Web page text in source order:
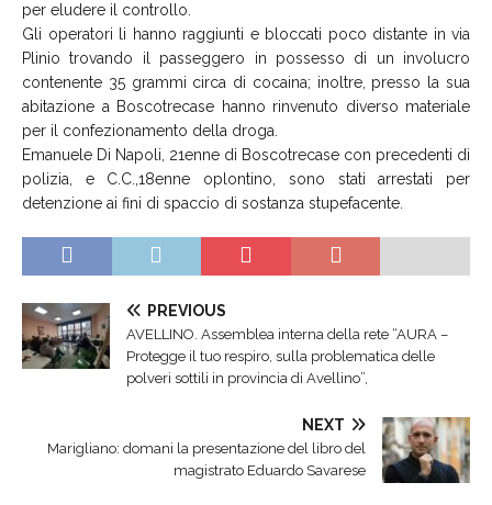
per eludere il controllo.
Gli operatori li hanno raggiunti e bloccati poco distante in via
Plinio trovando il passeggero in possesso di un involucro
contenente 35 grammi circa di cocaina; inoltre, presso la sua
abitazione a Boscotrecase hanno rinvenuto diverso materiale
per il confezionamento della droga.
Emanuele Di Napoli, 21enne di Boscotrecase con precedenti di
polizia, e C.C.,18enne oplontino, sono stati arrestati per
detenzione ai fini di spaccio di sostanza stupefacente.
PREVIOUS
AVELLINO. Assemblea interna della rete “AURA –
Protegge il tuo respiro, sulla problematica delle
polveri sottili in provincia di Avellino”,
NEXT
Marigliano: domani la presentazione del libro del
magistrato Eduardo Savarese